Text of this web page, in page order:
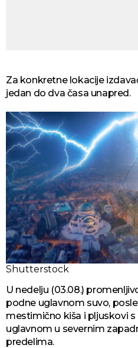
Za konkretne lokacije
jedan do dva časa unapred.
Shutterstock
U nedelju (03.08.)
podne uglavnom suvo,
mestimično kiša i pljuskovi
uglavnom u severnim
predelima.